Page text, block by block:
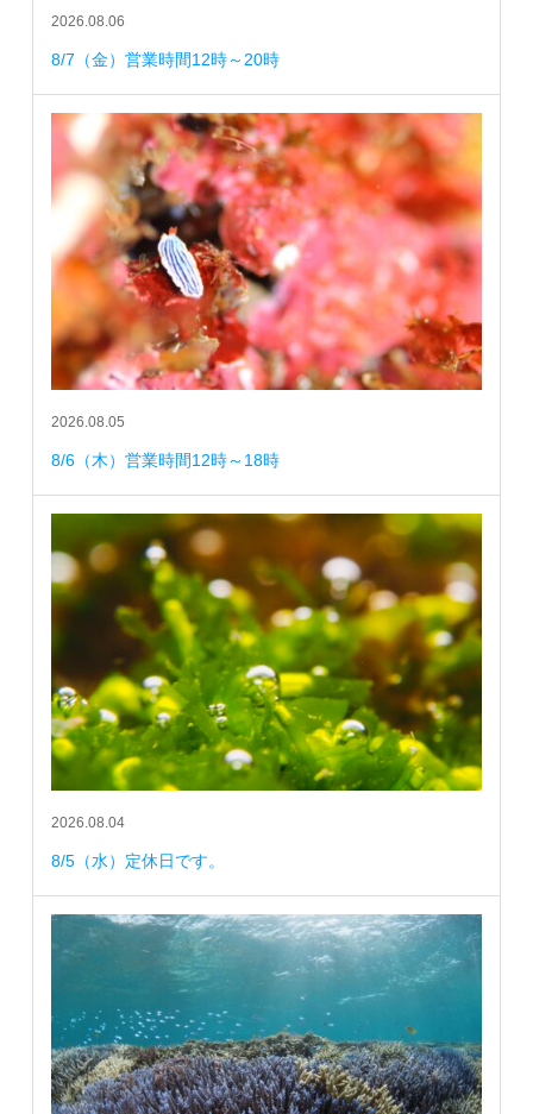
2026.08.06
8/7（金）営業時間12時～20時
2026.08.05
8/6（木）営業時間12時～18時
2026.08.04
8/5（水）定休日です。